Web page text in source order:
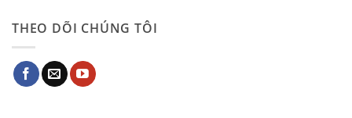
THEO DÕI CHÚNG TÔI